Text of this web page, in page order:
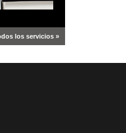
los servicios »